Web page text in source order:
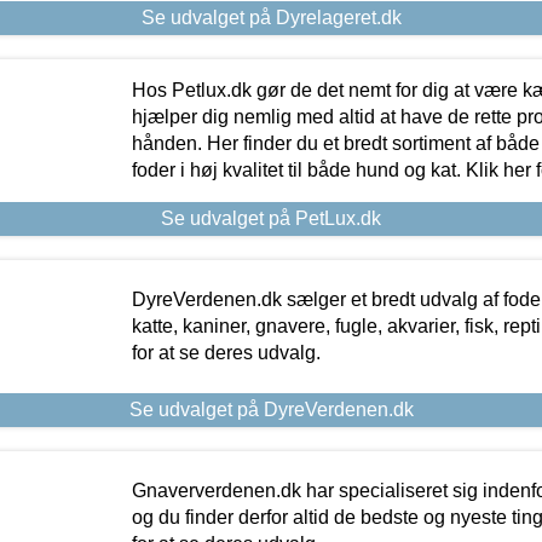
Se udvalget på Dyrelageret.dk
Hos Petlux.dk gør de det nemt for dig at være
hjælper dig nemlig med altid at have de rette
hånden. Her finder du et bredt sortiment af
foder i høj kvalitet til både hund og kat. Klik her
Se udvalget på PetLux.dk
DyreVerdenen.dk sælger et bredt udvalg af
katte, kaniner, gnavere, fugle, akvarier, fisk,
for at se deres udvalg.
Se udvalget på DyreVerdenen.dk
Gnaververdenen.dk har specialiseret sig
og du finder derfor altid de bedste og nyeste